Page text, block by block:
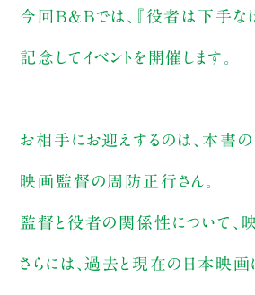
今回B&Bでは、『役者は下手な
記念してイベントを開催します。
お相手にお迎えするのは、本書の
映画監督の周防正行さん。
監督と役者の関係性について、映
さらには、過去と現在の日本映画